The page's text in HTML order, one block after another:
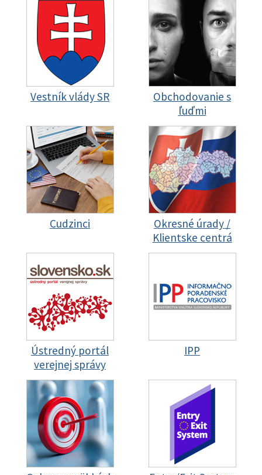
Vestník vlády SR
Obchodovanie s
ľuďmi
Cudzinci
Okresné úrady /
Klientske centrá
Ústredný portál
verejnej správy
IPP